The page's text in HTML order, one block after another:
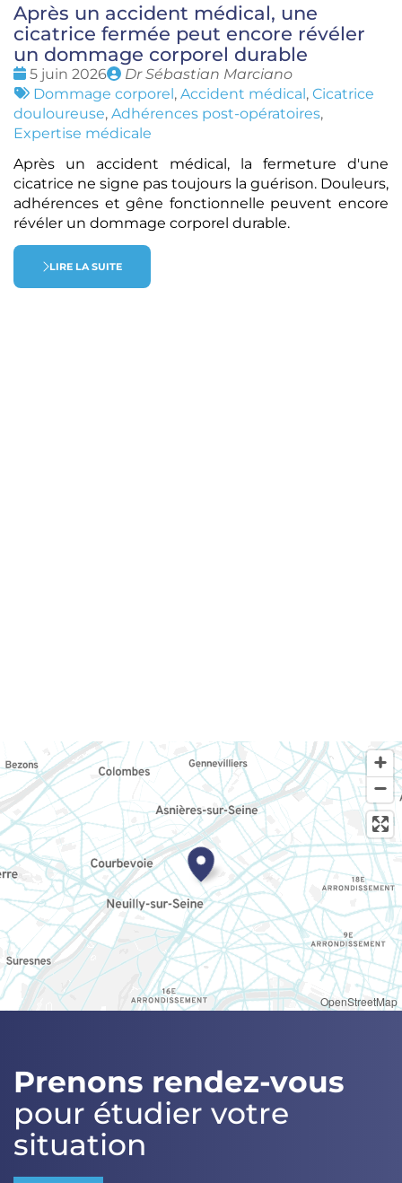
Après un accident médical, une
cicatrice fermée peut encore révéler
un dommage corporel durable
Date
:
5 juin 2026
Publié
par
Dr Sébastian Marciano
Tags
:
Dommage corporel, Accident médical, Cicatrice
douloureuse, Adhérences post-opératoires,
Expertise médicale
Après un accident médical, la fermeture d'une
cicatrice ne signe pas toujours la guérison. Douleurs,
adhérences et gêne fonctionnelle peuvent encore
révéler un dommage corporel durable.
LIRE LA SUITE
OpenStreetMap
Prenons rendez-vous
pour étudier votre
situation